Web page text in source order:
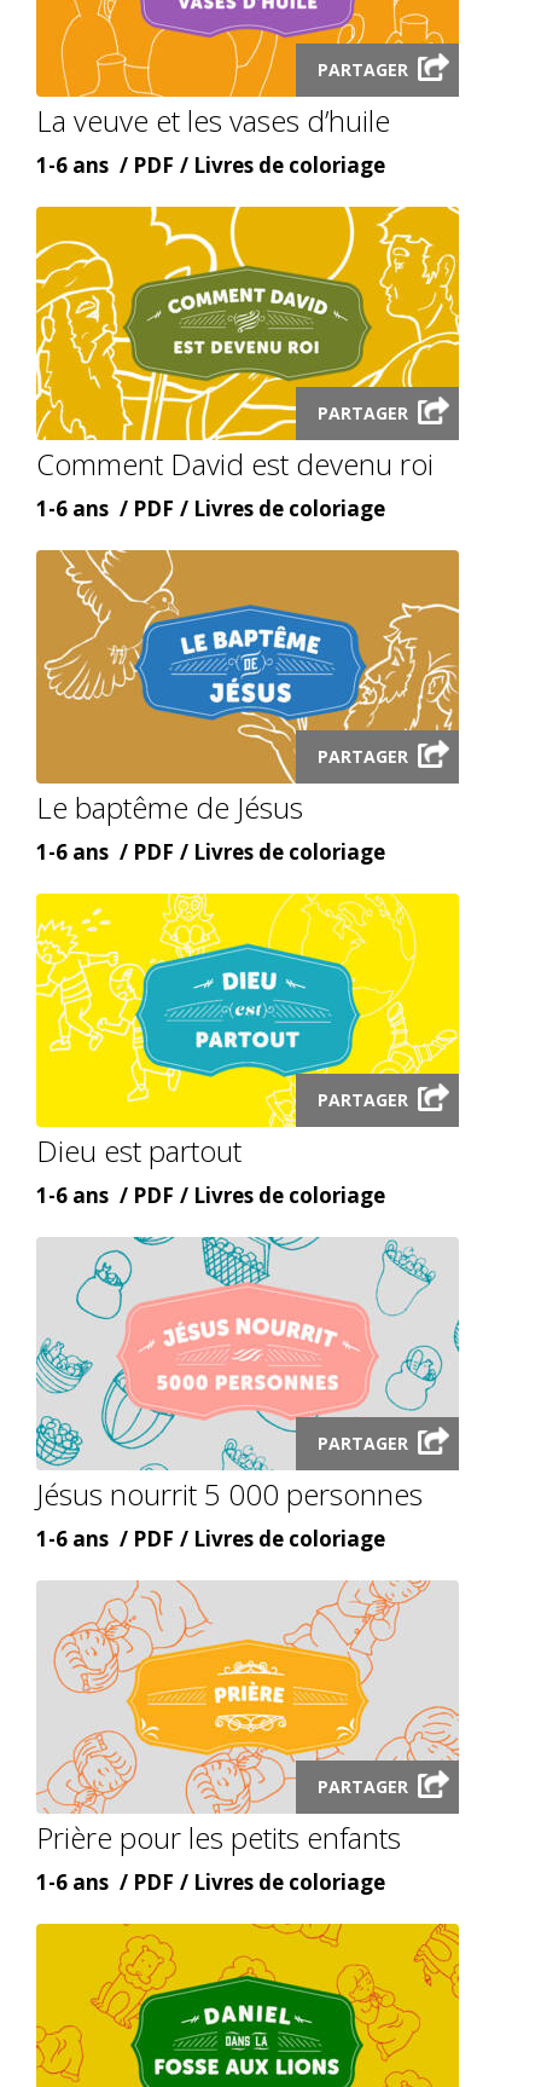
Launch
audio
modal
PARTAGER
La veuve et les vases d’huile
Âge
1-6 ans
Content
PDF
Content
Livres de coloriage
Launch
audio
modal
PARTAGER
Comment David est devenu roi
Âge
1-6 ans
Content
PDF
Content
Livres de coloriage
Launch
audio
modal
PARTAGER
Le baptême de Jésus
Âge
1-6 ans
Content
PDF
Content
Livres de coloriage
Launch
audio
PARTAGER
Dieu est partout
Âge
1-6 ans
Content
PDF
Content
Livres de coloriage
Launch
audio
modal
PARTAGER
Jésus nourrit 5 000 personnes
Âge
1-6 ans
Content
PDF
Content
Livres de coloriage
Launch
audio
modal
PARTAGER
Prière pour les petits enfants
Âge
1-6 ans
Content
PDF
Content
Livres de coloriage